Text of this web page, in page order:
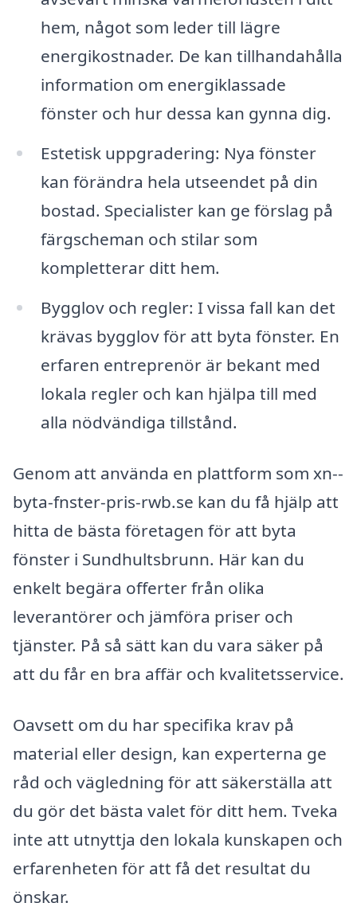
hem, något som leder till lägre
energikostnader. De kan tillhandahålla
information om energiklassade
fönster och hur dessa kan gynna dig.
Estetisk uppgradering: Nya fönster
kan förändra hela utseendet på din
bostad. Specialister kan ge förslag på
färgscheman och stilar som
kompletterar ditt hem.
Bygglov och regler: I vissa fall kan det
krävas bygglov för att byta fönster. En
erfaren entreprenör är bekant med
lokala regler och kan hjälpa till med
alla nödvändiga tillstånd.
Genom att använda en plattform som xn--
byta-fnster-pris-rwb.se kan du få hjälp att
hitta de bästa företagen för att byta
fönster i Sundhultsbrunn. Här kan du
enkelt begära offerter från olika
leverantörer och jämföra priser och
tjänster. På så sätt kan du vara säker på
att du får en bra affär och kvalitetsservice.
Oavsett om du har specifika krav på
material eller design, kan experterna ge
råd och vägledning för att säkerställa att
du gör det bästa valet för ditt hem. Tveka
inte att utnyttja den lokala kunskapen och
erfarenheten för att få det resultat du
önskar.